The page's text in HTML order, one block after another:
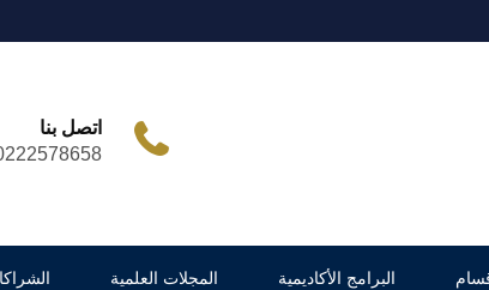
اتصل بنا
البرامج الأكاديمية المجلات العلمية